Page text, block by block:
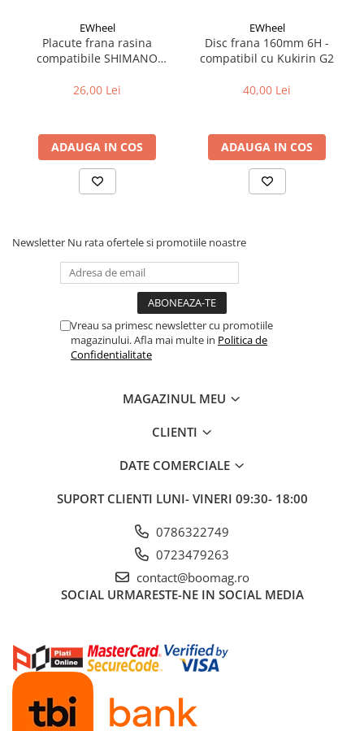
Fond de janta
Sei si tija sa bicicleta
Tija sa bicicleta
Huse sa
Angrenaje bicicleta
Brat pedalier
Schimbator de viteze bicicleta
Schimbatoare fata
Manete schimbator si frana
Manete frana bicicleta
Manete mixte frana - schimbator
Casca bicicleta
Rucsaci si borsete ciclism
Imbracaminte ciclism barbati
Imbracaminte ciclism dama
Imbracaminte ciclism copii
EWheel
Placute frana rasina
compatibile SHIMANO
G2/G4 2025)
26,00 Lei
ADAUGA IN COS
EWheel
Disc frana 160mm 6H -
compatibil cu Kukirin G2
40,00 Lei
ADAUGA IN COS
Newsletter Nu rata ofertele si promotiile noastre
Vreau sa primesc newsletter cu promotiile
magazinului. Afla mai multe in Politica de
Confidentialitate
MAGAZINUL MEU
CLIENTI
DATE COMERCIALE
SUPORT CLIENTI LUNI- VINERI 09:30- 18:00
0786322749
0723479263
contact@boomag.ro
SOCIAL URMARESTE-NE IN SOCIAL MEDIA